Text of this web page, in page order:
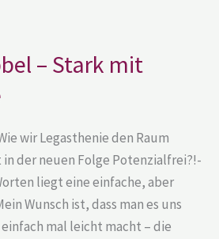
– Stark mit
wir Legasthenie den Raum
der neuen Folge Potenzialfrei?!-
liegt eine einfache, aber
Wunsch ist, dass man es uns
mal leicht macht – die